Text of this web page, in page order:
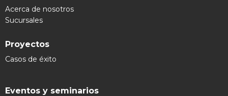
Acerca de nosotros
Sucursales
Proyectos
Casos de éxito
Eventos y seminarios